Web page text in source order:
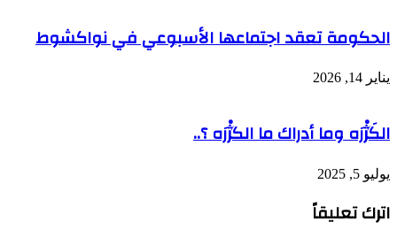
الحكومة تعقد اجتماعها الأسبوعي في نواكشوط
يناير 14, 2026
الگَژْرَه وما أدراك ما الگژْرَه ؟..
يوليو 5, 2025
اترك تعليقاً